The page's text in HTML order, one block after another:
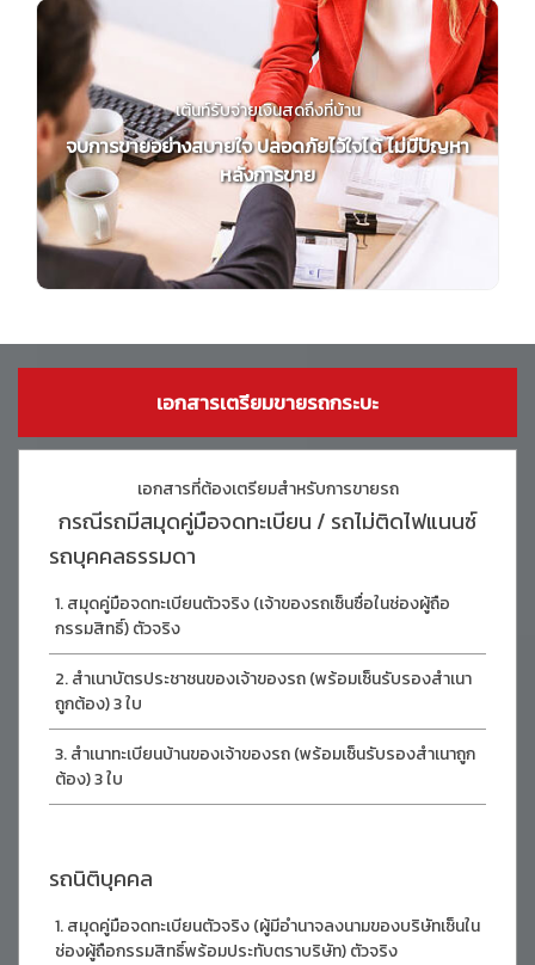
เต้นท์รับจ่ายเงินสดถึงที่บ้าน
จบการขายอย่างสบายใจ ปลอดภัยไว้ใจได้ ไม่มีปัญหา
หลังการขาย
เอกสารเตรียมขายรถกระบะ
เอกสารที่ต้องเตรียมสำหรับการขายรถ
กรณีรถมีสมุดคู่มือจดทะเบียน / รถไม่ติดไฟแนนซ์
รถบุคคลธรรมดา
สมุดคู่มือจดทะเบียนตัวจริง (เจ้าของรถเซ็นซื่อในช่องผู้ถือ
กรรมสิทธิ์) ตัวจริง
สำเนาบัตรประชาชนของเจ้าของรถ (พร้อมเซ็นรับรองสำเนา
ถูกต้อง) 3 ใบ
สำเนาทะเบียนบ้านของเจ้าของรถ (พร้อมเซ็นรับรองสำเนาถูก
ต้อง) 3 ใบ
รถนิติบุคคล
สมุดคู่มือจดทะเบียนตัวจริง (ผู้มีอำนาจลงนามของบริษัทเซ็นใน
ช่องผู้ถือกรรมสิทธิ์พร้อมประทับตราบริษัท) ตัวจริง